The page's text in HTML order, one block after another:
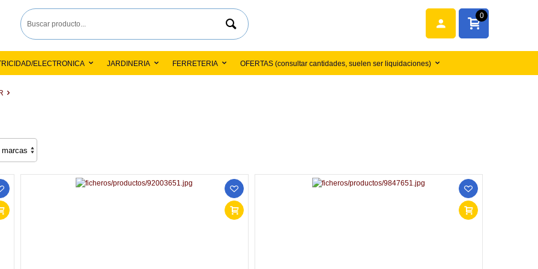
0
ELECTRONICA JARDINERIA FERRETERIA OFERTAS (consultar cantidades, suelen ser liquidaciones)